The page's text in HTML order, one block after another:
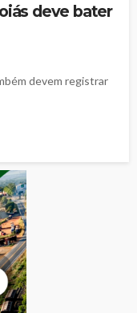
deve bater
devem registrar